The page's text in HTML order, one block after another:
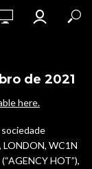
de 2021
here.
sociedade
WC1N
HOT”),